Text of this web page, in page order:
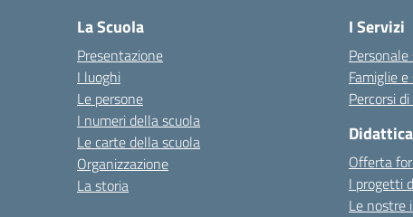
La Scuola
Presentazione
I luoghi
Le persone
I numeri della scuola
Le carte della scuola
Organizzazione
La storia
I Servizi
Famiglie
Percorsi
Didattica
Offerta
I progetti
Le nostre